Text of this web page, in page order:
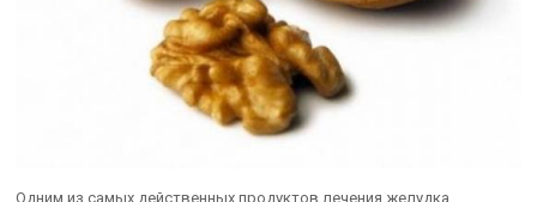
Одним из самых действенных продуктов лечения желудка,